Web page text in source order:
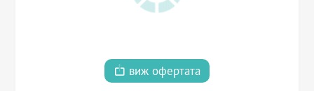
виж офертата